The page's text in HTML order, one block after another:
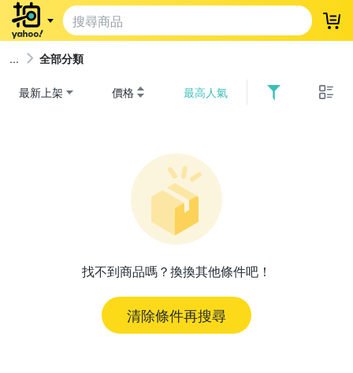
登
全部分類
最新上架 價格 最高人氣
找不到商品嗎？換換其他條件吧！
清除條件再搜尋